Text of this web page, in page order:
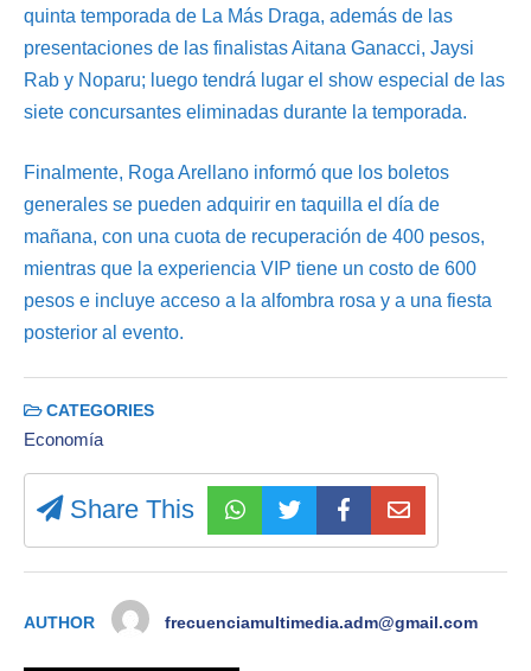
quinta temporada de La Más Draga, además de las
presentaciones de las finalistas Aitana Ganacci, Jaysi
Rab y Noparu; luego tendrá lugar el show especial de las
siete concursantes eliminadas durante la temporada.
Finalmente, Roga Arellano informó que los boletos
generales se pueden adquirir en taquilla el día de
mañana, con una cuota de recuperación de 400 pesos,
mientras que la experiencia VIP tiene un costo de 600
pesos e incluye acceso a la alfombra rosa y a una fiesta
posterior al evento.
CATEGORIES
Economía
Share This
AUTHOR frecuenciamultimedia.adm@gmail.com